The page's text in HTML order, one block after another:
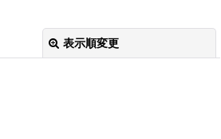
表示順変更